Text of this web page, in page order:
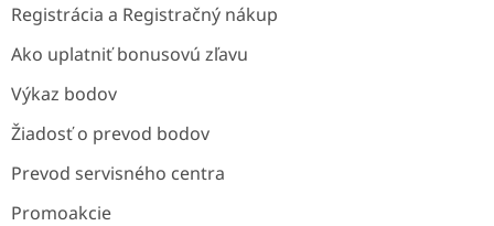
Registrácia a Registračný nákup
Ako uplatniť bonusovú zľavu
Výkaz bodov
Žiadosť o prevod bodov
Prevod servisného centra
Promoakcie